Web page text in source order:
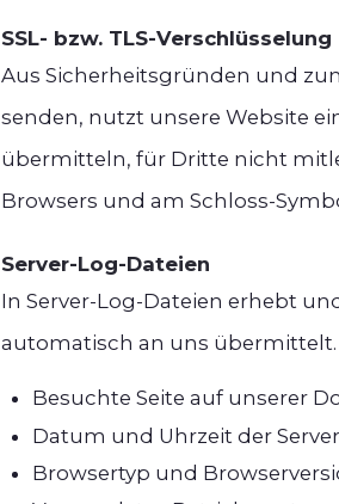
SSL- bzw. TLS-Verschlüsselung
Aus Sicherheitsgründen und
senden, nutzt unsere Website
übermitteln, für Dritte nicht
Browsers und am Schloss-
Server-Log-Dateien
In Server-Log-Dateien erhebt
automatisch an uns übermittelt.
Besuchte Seite auf unserer
Datum und Uhrzeit der
Browsertyp und